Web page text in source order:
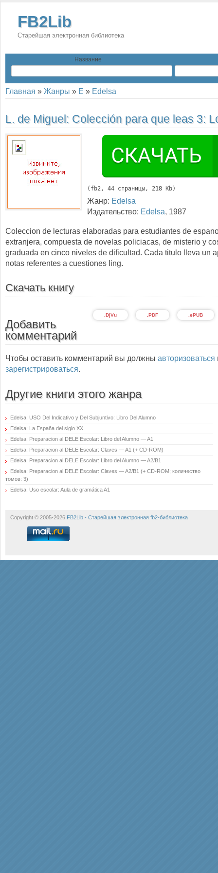
FB2Lib
Старейшая электронная библиотека
Название
Главная » Жанры » E » Edelsa
L. de Miguel: Colección para que leas 3:
( fb2, 44 страницы, 218 Kb)
Жанр: Edelsa
Издательство: Edelsa, 1987
Coleccion de lecturas elaboradas para estudiantes de
extranjera, compuesta de novelas policiacas, de misterio y
graduada en cinco niveles de dificultad. Cada titulo lleva un
notas referentes a cuestiones ling.
Скачать книгу
.ePUB
.PDF
.DjVu
Добавить
комментарий
Чтобы оставить комментарий вы должны авторизоваться
зарегистрироваться.
Другие книги этого жанра
Edelsa: USO Del Indicativo y Del Subjuntivo: Libro Del Alumno
Edelsa: La España del siglo XX
Edelsa: Preparacion al DELE Escolar: Libro del Alumno — A1
Edelsa: Preparacion al DELE Escolar: Claves — A1 (+ CD-ROM)
Edelsa: Preparacion al DELE Escolar: Libro del Alumno — A2/B1
Edelsa: Preparacion al DELE Escolar: Claves — A2/B1 (+ CD-ROM; количество
томов: 3)
Edelsa: Uso escolar: Aula de gramática A1
Copyright © 2005-2026 FB2Lib - Старейшая электронная fb2-библиотека